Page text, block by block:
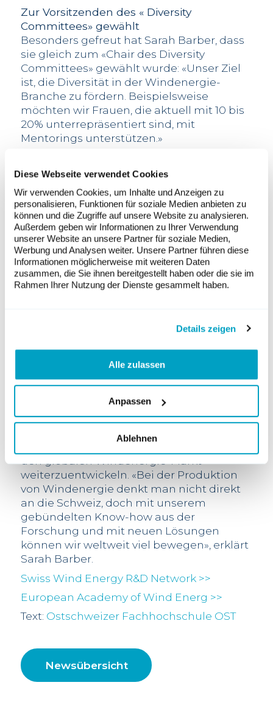
Diese Webseite verwendet Cookies
Wir verwenden Cookies, um Inhalte und Anzeigen zu
personalisieren, Funktionen für soziale Medien anbieten zu
können und die Zugriffe auf unsere Website zu analysieren.
Außerdem geben wir Informationen zu Ihrer Verwendung
unserer Website an unsere Partner für soziale Medien,
Werbung und Analysen weiter. Unsere Partner führen diese
Informationen möglicherweise mit weiteren Daten
zusammen, die Sie ihnen bereitgestellt haben oder die sie im
Rahmen Ihrer Nutzung der Dienste gesammelt haben.
Details zeigen
Alle zulassen
Anpassen
Ablehnen
Zur Vorsitzenden des « Diversity
Committees» gewählt
Besonders gefreut hat Sarah Barber, dass
sie gleich zum «Chair des Diversity
Committees» gewählt wurde: «Unser Ziel
ist, die Diversität in der Windenergie-
Branche zu fördern. Beispielsweise
möchten wir Frauen, die aktuell mit 10 bis
20% unterrepräsentiert sind, mit
Mentorings unterstützen.»
Schweizer Innovationskompetenzen
Das Swiss Wind Energy R&D Network –
dessen Leiterin Sarah Barber ist – hat zum
Ziel, ein Kompetenzzentrum für
Windenergie in der Schweiz aufzubauen.
Das Network bringt Schweizer
weiterzuentwickeln. «Bei der Produktion
von Windenergie denkt man nicht direkt
an die Schweiz, doch mit unserem
gebündelten Know-how aus der
Forschung und mit neuen Lösungen
können wir weltweit viel bewegen», erklärt
Sarah Barber.
Swiss Wind Energy R&D Network >>
European Academy of Wind Energ >>
Text: Ostschweizer Fachhochschule OST
Newsübersicht